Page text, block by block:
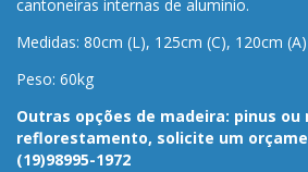
cantoneiras internas de alumínio.
Medidas: 80cm (L), 125cm (C), 120cm (A)
Peso: 60kg
Outras opções de madeira: pinus ou
reflorestamento, solicite um
(19)98995-1972